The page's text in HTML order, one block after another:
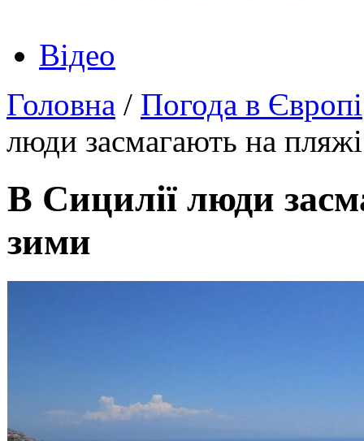
Відео
Головна / Погода в Європі
люди засмагають на
В Сицилії люди
зими